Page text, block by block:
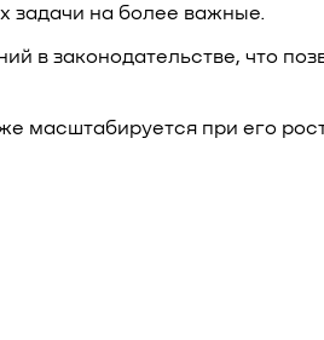
задачи на более важные.
в законодательстве, что
масштабируется при его